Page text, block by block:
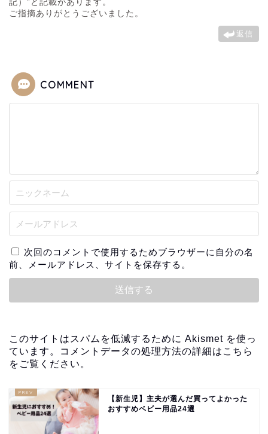
ご指摘ありがとうございました。
返信
COMMENT
次回のコメントで使用するためブラウザーに自分の名
前、メールアドレス、サイトを保存する。
このサイトはスパムを低減するために Akismet を使っ
ています。
コメントデータの処理方法の詳細はこちら
をご覧ください 。
【新生児】主夫が選んだ買ってよかった
おすすめベビー用品24選